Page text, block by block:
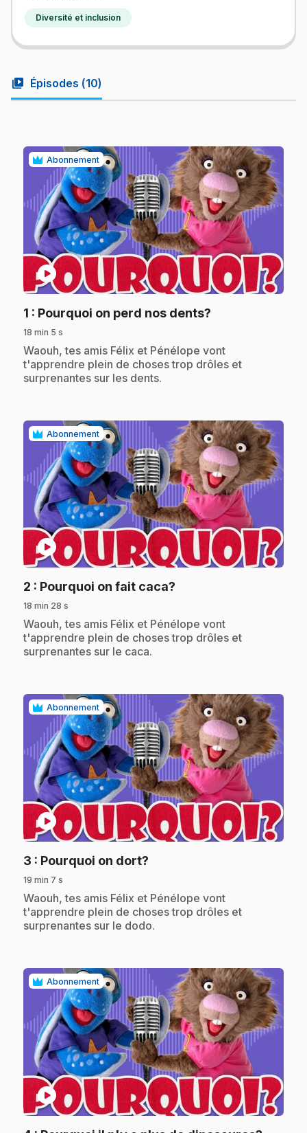
Diversité et inclusion
video_library Épisodes (10)
Abonnement
play_circle
1 : Pourquoi on perd nos dents?
18 min 5 s
.Waouh, tes amis Félix et Pénélope vont
t'apprendre plein de choses trop drôles et
surprenantes sur les dents.
Abonnement
play_circle
2 : Pourquoi on fait caca?
18 min 28 s
.Waouh, tes amis Félix et Pénélope vont
t'apprendre plein de choses trop drôles et
surprenantes sur le caca.
Abonnement
play_circle
3 : Pourquoi on dort?
19 min 7 s
.Waouh, tes amis Félix et Pénélope vont
t'apprendre plein de choses trop drôles et
surprenantes sur le dodo.
Abonnement
play_circle